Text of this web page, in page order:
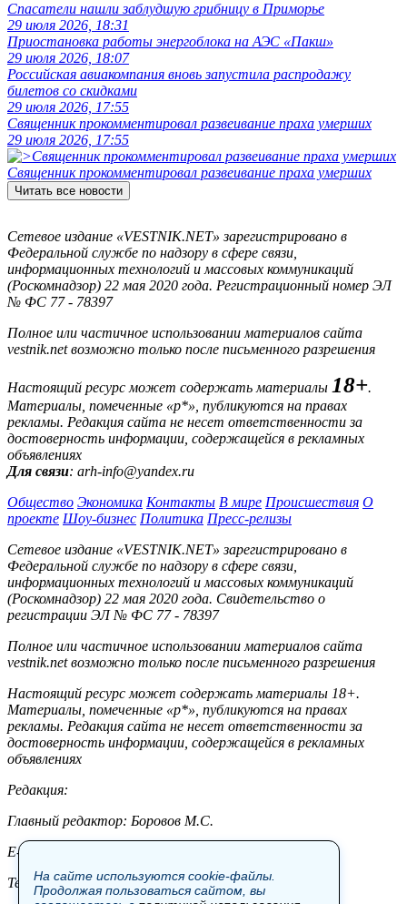
Спасатели нашли заблудшую грибницу в Приморье
29 июля 2026, 18:31
Приостановка работы энергоблока на АЭС «Пакш»
29 июля 2026, 18:07
Российская авиакомпания вновь запустила распродажу
билетов со скидками
29 июля 2026, 17:55
Священник прокомментировал развеивание праха умерших
29 июля 2026, 17:55
Священник прокомментировал развеивание праха умерших
Читать все новости
Сетевое издание «VESTNIK.NET» зарегистрировано в
Федеральной службе по надзору в сфере связи,
информационных технологий и массовых коммуникаций
(Роскомнадзор) 22 мая 2020 года. Регистрационный номер ЭЛ
№ ФС 77 - 78397
Полное или частичное использовании материалов сайта
vestnik.net возможно только после письменного разрешения
Настоящий ресурс может содержать материалы 18+.
Материалы, помеченные «р*», публикуются на правах
рекламы. Редакция сайта не несет ответственности за
достоверность информации, содержащейся в рекламных
объявлениях
Для связи: arh-info@yandex.ru
Общество Экономика Контакты В мире Происшествия О
проекте Шоу-бизнес Политика Пресс-релизы
Сетевое издание «VESTNIK.NET» зарегистрировано в
Федеральной службе по надзору в сфере связи,
информационных технологий и массовых коммуникаций
(Роскомнадзор) 22 мая 2020 года. Свидетельство о
регистрации ЭЛ № ФС 77 - 78397
Полное или частичное использовании материалов сайта
vestnik.net возможно только после письменного разрешения
Настоящий ресурс может содержать материалы 18+.
Материалы, помеченные «р*», публикуются на правах
рекламы. Редакция сайта не несет ответственности за
достоверность информации, содержащейся в рекламных
объявлениях
Редакция:
Главный редактор: Боровов М.С.
E-mail: site@vestnik.net, reb.msk@yandex.ru
Тел.: +7 (921) 720-00-97
На сайте используются cookie-файлы.
Продолжая пользоваться сайтом, вы